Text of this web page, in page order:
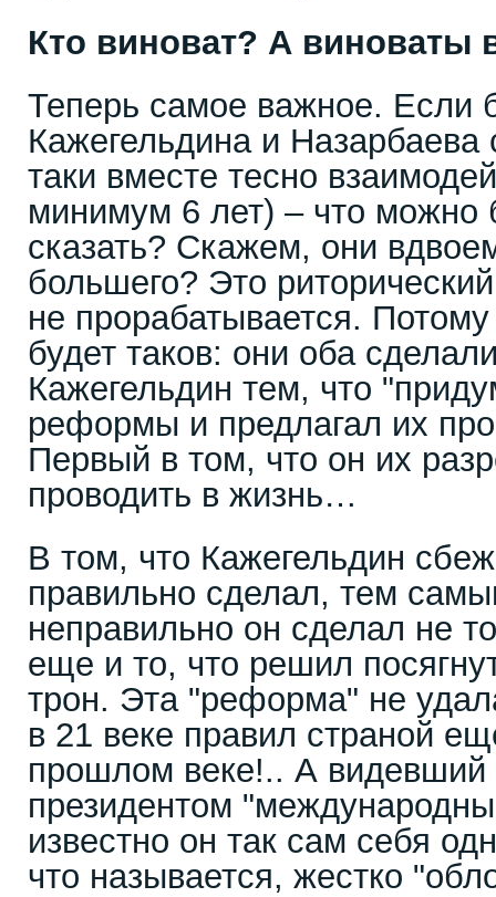
Кто виноват? А виноваты
Теперь самое важное. Если
Кажегельдина и Назарбаева
таки вместе тесно
минимум 6 лет) – что
сказать? Скажем, они
большего? Это
не прорабатывается.
будет таков: они оба
Кажегельдин тем, что
реформы и предлагал их
Первый в том, что он их
проводить в жизнь…
В том, что Кажегельдин
правильно сделал, тем
неправильно он сделал не
еще и то, что решил
трон. Эта "реформа" не
в 21 веке правил страной
прошлом веке!.. А видевший
президентом
известно он так сам себя
что называется, жестко